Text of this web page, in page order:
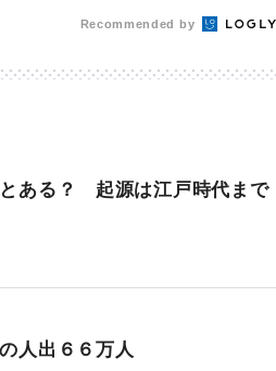
Recommended by
とある？ 起源は江戸時代まで
人出６６万人